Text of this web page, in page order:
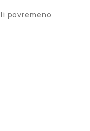
povremeno